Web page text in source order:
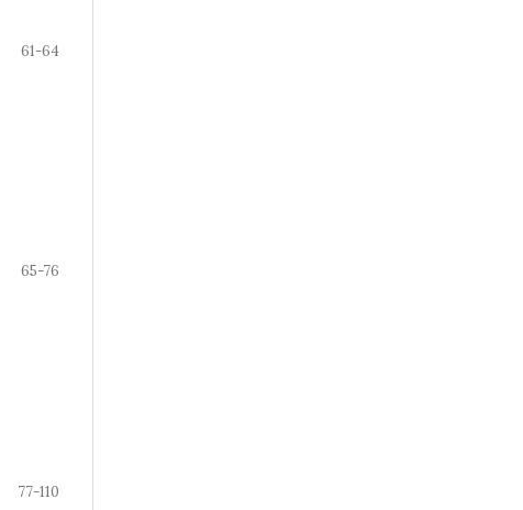
61-64
65-76
77-110